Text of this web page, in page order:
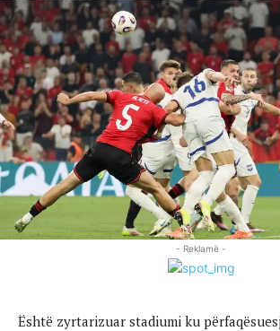
- Reklamë -
Është zyrtarizuar stadiumi ku